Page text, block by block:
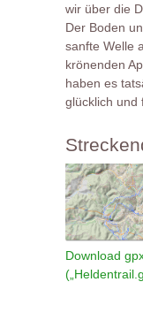
wir über die
Der Boden
sanfte Welle
krönenden
haben es
glücklich und
Download